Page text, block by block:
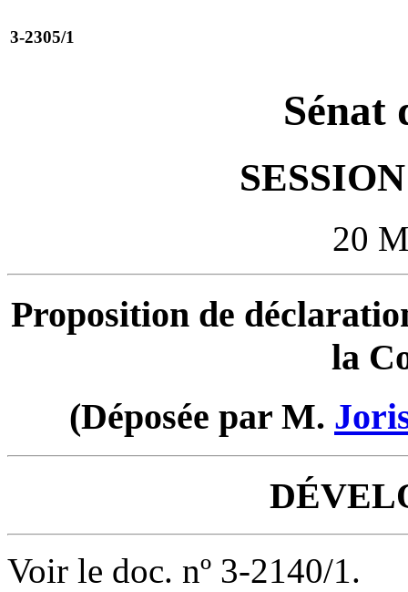
3-2305/1
Sénat
20
Proposition de
la
(Déposée par M.
Voir le doc. nº 3-2140/1.